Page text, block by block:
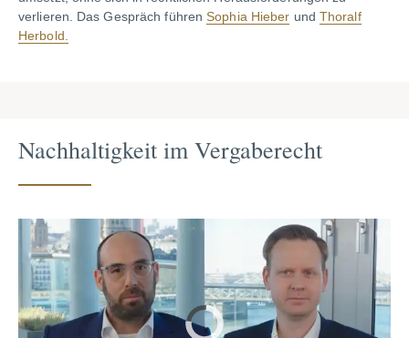
verlieren. Das Gespräch führenSophia Hieber und Thoralf
Herbold.
Nachhaltigkeit im Vergaberecht